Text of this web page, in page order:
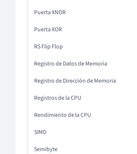
Puerta XNOR
Puerta XOR
RS Flip Flop
Registro de Datos de Memoria
Registro de Dirección de Memoria
Registros de la CPU
Rendimiento de la CPU
SIMD
Semibyte